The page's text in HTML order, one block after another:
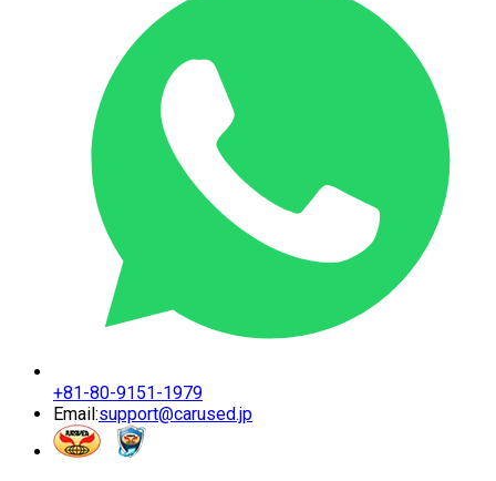
+81-80-9151-1979
Email:support@carused.jp